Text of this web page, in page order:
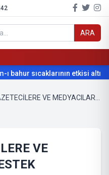
ARA
ı bahur sıcaklarının etkisi
VE